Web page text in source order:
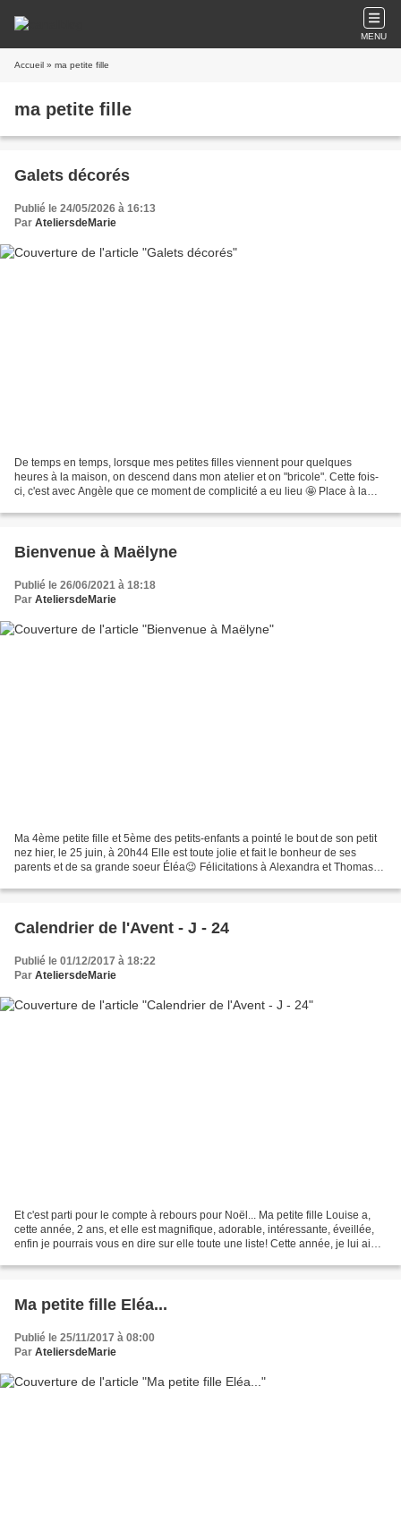
MENU
Accueil » ma petite fille
ma petite fille
Galets décorés
Publié le 24/05/2026 à 16:13
Par AteliersdeMarie
De temps en temps, lorsque mes petites filles viennent pour quelques
heures à la maison, on descend dans mon atelier et on "bricole". Cette fois-
ci, c'est avec Angèle que ce moment de complicité a eu lieu 🤩 Place à la
Bienvenue à Maëlyne
Publié le 26/06/2021 à 18:18
Par AteliersdeMarie
Ma 4ème petite fille et 5ème des petits-enfants a pointé le bout de son petit
nez hier, le 25 juin, à 20h44 Elle est toute jolie et fait le bonheur de ses
parents et de sa grande soeur Éléa😉 Félicitations à Alexandra et Thomas
Calendrier de l'Avent - J - 24
Publié le 01/12/2017 à 18:22
Par AteliersdeMarie
Et c'est parti pour le compte à rebours pour Noël... Ma petite fille Louise a,
cette année, 2 ans, et elle est magnifique, adorable, intéressante, éveillée,
enfin je pourrais vous en dire sur elle toute une liste! Cette année, je lui ai
Ma petite fille Eléa...
Publié le 25/11/2017 à 08:00
Par AteliersdeMarie